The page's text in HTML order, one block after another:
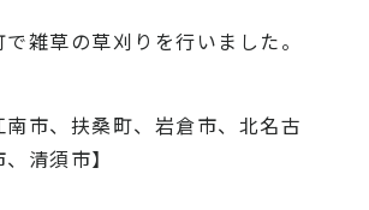
雑草の草刈りを行いました。
南市、扶桑町、岩倉市、北名古
清須市】